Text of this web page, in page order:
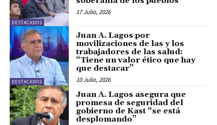
DESTACADOS
17 Julio, 2026
DESTACADOS
Juan A. Lagos por
movilizaciones de las y los
trabajadores de las salud:
“Tiene un valor ético que hay
que destacar”
10 Julio, 2026
Juan A. Lagos asegura que
promesa de seguridad del
gobierno de Kast “se está
desplomando”